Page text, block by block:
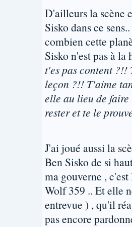
D'ailleurs la scène
Sisko dans ce
combien cette
Sisko n'est pas à la
t'es pas content ?!!
leçon ?!! T'aime
elle au lieu de
rester et te le
J'ai joué aussi la
Ben Sisko de si
ma gouverne ,
Wolf 359 .. Et elle
entrevue ) , qu'il
pas encore